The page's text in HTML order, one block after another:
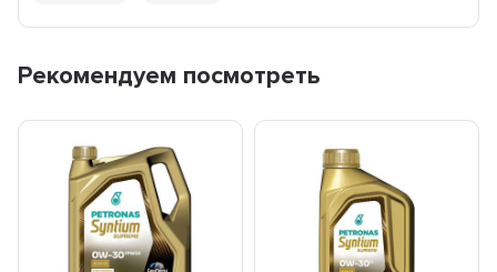
Рекомендуем посмотреть